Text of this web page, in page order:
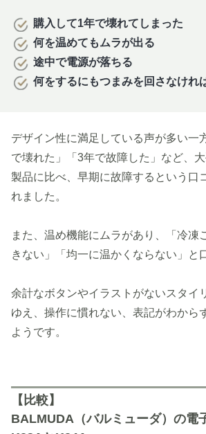
購入して1年で壊れてしまった
何を温めてもムラが出る
途中で電源が落ちる
何をするにもつまみを回さなけれ
デザイン性に満足している声が多い一
で壊れた」「3年で故障した」など、
製品に比べ、早期に故障するという口
れました。
また、温め機能にムラがあり、「冷凍
きない」「均一に温かくならない」と
余計なボタンやイラストがないスタイ
ゆえ、操作に慣れない、表記がわから
ようです。
【比較】
BALMUDA（バルミューダ）の電